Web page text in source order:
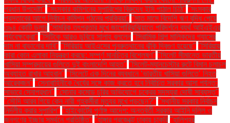
প্রধান উপদেষ্টা" "সংস্কার কমিশনের সুপারিশের বিরুদ্ধে ইসি পাঠাল চিঠি" "সংস্কার
প্রস্তাবের আগে নির্বাচন কমিশন গঠনের প্রক্রিয়া" "সাত মাসে বিদেশি ঋণ বৃদ্ধি পেয়ে
৩৯৪ কোটি ডলার "সামরিক তৎপরতার মুখে জাপোরিঝঝিয়াতে পরিদর্শনে ব্যর্থ আইএইএর
পর্যবেক্ষকেরা" "সিটিকে আরও ডুবিয়ে সালাহ বললেন "সিরামিক শিল্প মালিকদের গ্যাসের
দাম না বাড়ানোর দাবি" "সিরিয়ায় আইএসের পুনরুত্থানের ঝুঁকি দ্বিগুণ হয়েছে" "সিরিয়ায়
কারা কোন এলাকা নিয়ন্ত্রণ করছে: সম্পূর্ণ মানচিত্র বিশ্লেষণ" "সিলেট সীমান্তে ভারতীয়
খাসিয়া সম্প্রদায়ের গুলিতে দুই বাংলাদেশি আহত" "সিলেট-ম্যানচেস্টার রুটে বিমান চলাচল
অব্যাহত রাখার আহ্বান" "সিলেটে এক দিনের ব্যবধানে ‘ভারতীয় খাসিয়া গু‌লিতে’ নিহত
আরেকজন" "সেনাবাহিনীকে ধৈর্যের সঙ্গে কাজ করতে হবে নির্বাচিত সরকার আসা পর্যন্ত:
সাভারে সেনাপ্রধান" "সোনার কমোড চুরির অভিযোগে চক্রের সদস্যরা দোষী সাব্যস্ত"
"সৌদি আরব গিয়ে কেন নারী গৃহকর্মীরা মৃত্যুর মুখে পড়ছেন?" "স্থানীয় সরকার নির্বাচন
নির্দলীয় করার সুপারিশ" "হাইকোর্টের পূর্ণাঙ্গ আদেশ: অন্তর্বর্তী সরকার আইনি দলিল ও
জনগণের ইচ্ছার সমর্থনে প্রতিষ্ঠিত" "হাঙ্গার প্রজেক্টে ঢাকায় চাকরি "হালিশহর